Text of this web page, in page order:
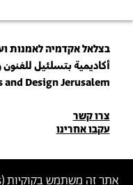
אתר זה משתמש בקוקיות (
בצלאל אקדמיה לאמנות
أكاديمية بتسلئيل
and Design Jerusalem
פרטי
יצירת
קשר
צרו קשר
עקבו אחרינו
הצטרפו לניוזלטר שלנו